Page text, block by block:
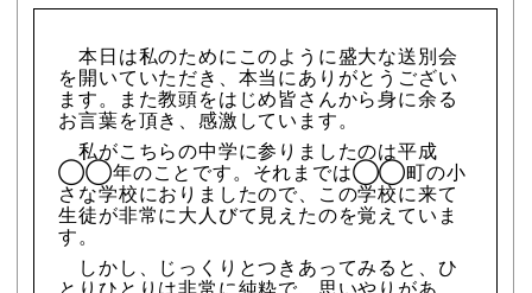
本日は私のためにこのように盛大な送別会
を開いていただき、本当にありがとうござい
ます。また教頭をはじめ皆さんから身に余る
お言葉を頂き、感激しています。
私がこちらの中学に参りましたのは平成
◯◯年のことです。それまでは◯◯町の小
さな学校におりましたので、この学校に来て
生徒が非常に大人びて見えたのを覚えていま
す。
しかし、じっくりとつきあってみると、ひ